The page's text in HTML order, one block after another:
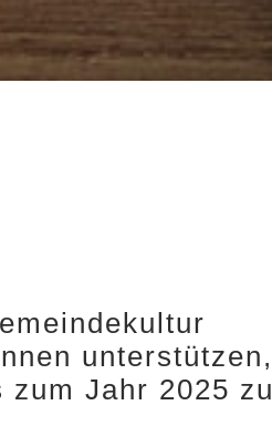
unterstützen,
Jahr 2025 zu